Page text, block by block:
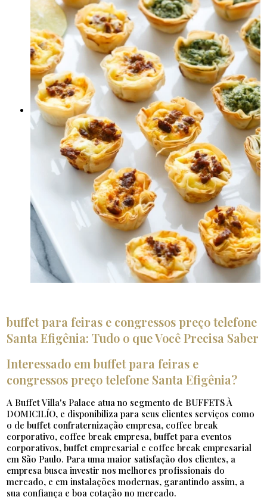
buffet para feiras e congressos preço telefone
Santa Efigênia: Tudo o que Você Precisa Saber
Interessado em buffet para feiras e
congressos preço telefone Santa Efigênia?
A Buffet Villa's Palace atua no segmento de BUFFETS À
DOMICILÍO, e disponibiliza para seus clientes serviços como
o de buffet confraternização empresa, coffee break
corporativo, coffee break empresa, buffet para eventos
corporativos, buffet empresarial e coffee break empresarial
em São Paulo. Para uma maior satisfação dos clientes, a
empresa busca investir nos melhores profissionais do
mercado, e em instalações modernas, garantindo assim, a
sua confiança e boa cotação no mercado.